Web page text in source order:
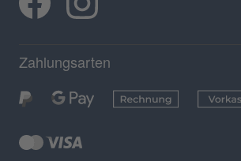
Zahlungsarten